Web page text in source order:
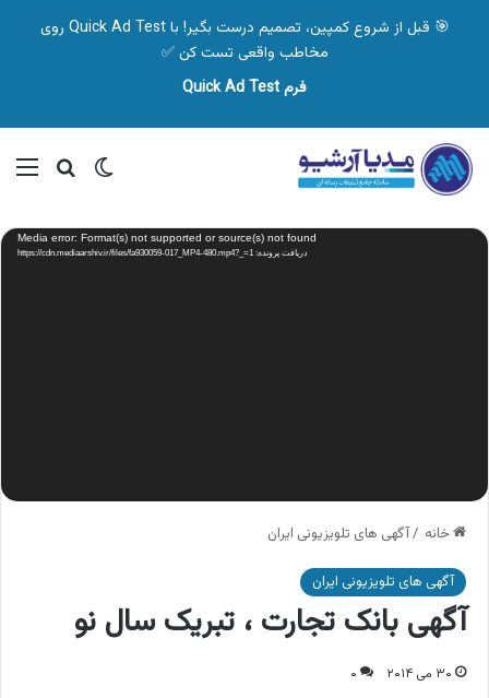
🎯 قبل از شروع کمپین، تصمیم درست بگیر! با Quick Ad Test روی
مخاطب واقعی تست کن ✅
فرم Quick Ad Test
تغییر پوسته
نمایشگر
ویدیو Media error: Format(s) not supported or source(s) not found
دریافت پرونده: https://cdn.mediaarshiv.ir/files/fa930059-017_MP4-480.mp4?_=1
خانه /آگهی های تلویزیونی ایران
آگهی های تلویزیونی ایران
آگهی بانک تجارت ، تبریک سال نو
۳۰ می ۲۰۱۴ ۰